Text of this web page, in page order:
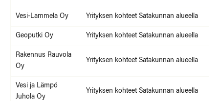
Vesi-Lammela Oy Yrityksen kohteet Satakunnan alueella
Geoputki Oy Yrityksen kohteet Satakunnan alueella
Rakennus Rauvola
Oy
Yrityksen kohteet Satakunnan alueella
Vesi ja Lämpö
Juhola Oy
Yrityksen kohteet Satakunnan alueella